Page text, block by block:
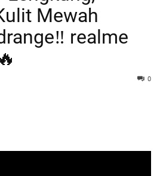
Mewah
realme
0